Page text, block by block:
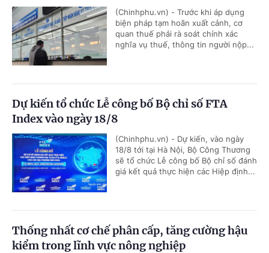
(Chinhphu.vn) - Trước khi áp dụng
biện pháp tạm hoãn xuất cảnh, cơ
quan thuế phải rà soát chính xác
nghĩa vụ thuế, thông tin người nộp...
Dự kiến tổ chức Lễ công bố Bộ chỉ số FTA
Index vào ngày 18/8
(Chinhphu.vn) - Dự kiến, vào ngày
18/8 tới tại Hà Nội, Bộ Công Thương
sẽ tổ chức Lễ công bố Bộ chỉ số đánh
giá kết quả thực hiện các Hiệp định...
Thống nhất cơ chế phân cấp, tăng cường hậu
kiểm trong lĩnh vực nông nghiệp